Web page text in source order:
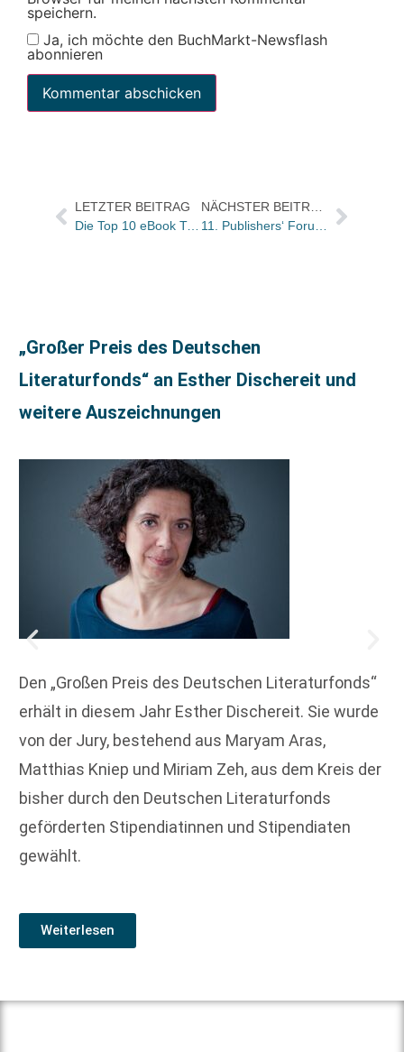
speichern.
Ja, ich möchte den BuchMarkt-Newsflash
abonnieren
LETZTER BEITRAG
Die Top 10 eBook Trend Charts für die KW 19
„Großer Preis des Deutschen
Literaturfonds“ an Esther Dischereit und
weitere Auszeichnungen
Den „Großen Preis des Deutschen Literaturfonds“
erhält in diesem Jahr Esther Dischereit. Sie wurde
von der Jury, bestehend aus Maryam Aras,
Matthias Kniep und Miriam Zeh, aus dem Kreis der
bisher durch den Deutschen Literaturfonds
geförderten Stipendiatinnen und Stipendiaten
gewählt.
Weiterlesen